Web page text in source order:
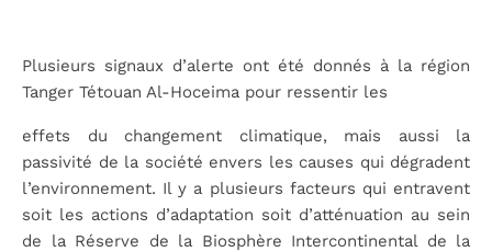
Plusieurs signaux d’alerte ont été donnés à la région
Tanger Tétouan Al-Hoceima pour ressentir les
effets du changement climatique, mais aussi la
passivité de la société envers les causes qui dégradent
l’environnement. Il y a plusieurs facteurs qui entravent
soit les actions d’adaptation soit d’atténuation au sein
de la Réserve de la Biosphère Intercontinental de la